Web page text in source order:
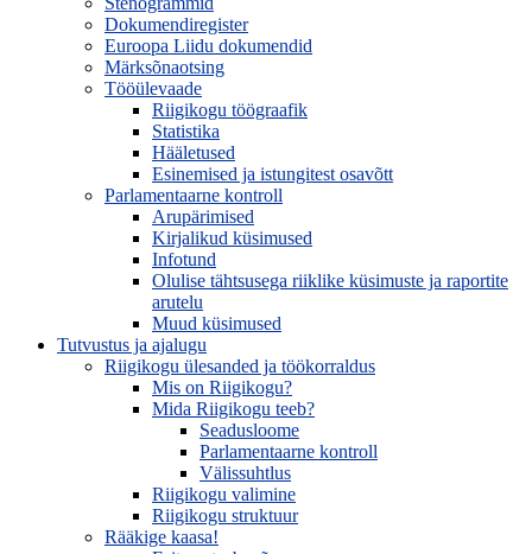
Dokumendiregister
Euroopa Liidu dokumendid
Märksõnaotsing
Tööülevaade
Riigikogu töögraafik
Statistika
Hääletused
Esinemised ja istungitest osavõtt
Parlamentaarne kontroll
Arupärimised
Kirjalikud küsimused
Infotund
Olulise tähtsusega riiklike küsimuste ja raportite
arutelu
Muud küsimused
Tutvustus ja ajalugu
Riigikogu ülesanded ja töökorraldus
Mis on Riigikogu?
Mida Riigikogu teeb?
Seadusloome
Parlamentaarne kontroll
Välissuhtlus
Riigikogu valimine
Riigikogu struktuur
Rääkige kaasa!